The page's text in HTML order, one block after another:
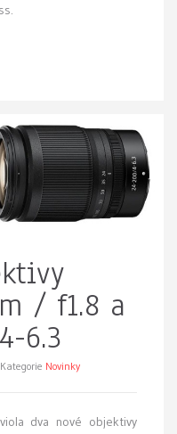
/ f1.8 a
6.3
Novinky
dva nové objektivy